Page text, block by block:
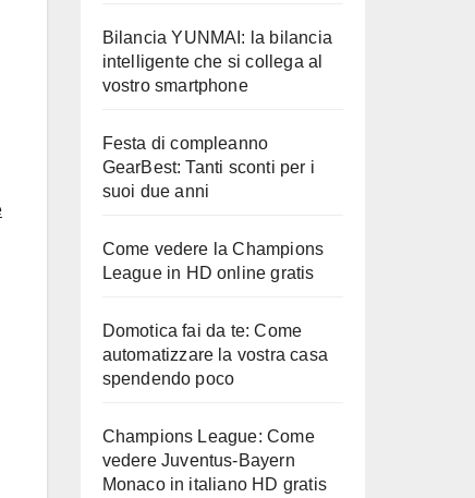
Bilancia YUNMAI: la bilancia
intelligente che si collega al
vostro smartphone
Festa di compleanno
GearBest: Tanti sconti per i
suoi due anni
Come vedere la Champions
League in HD online gratis
Domotica fai da te: Come
automatizzare la vostra casa
spendendo poco
Champions League: Come
vedere Juventus-Bayern
Monaco in italiano HD gratis